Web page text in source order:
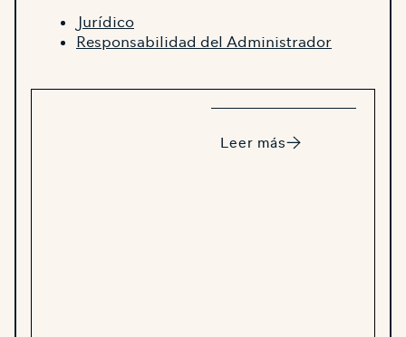
Jurídico
Responsabilidad del Administrador
Leer más